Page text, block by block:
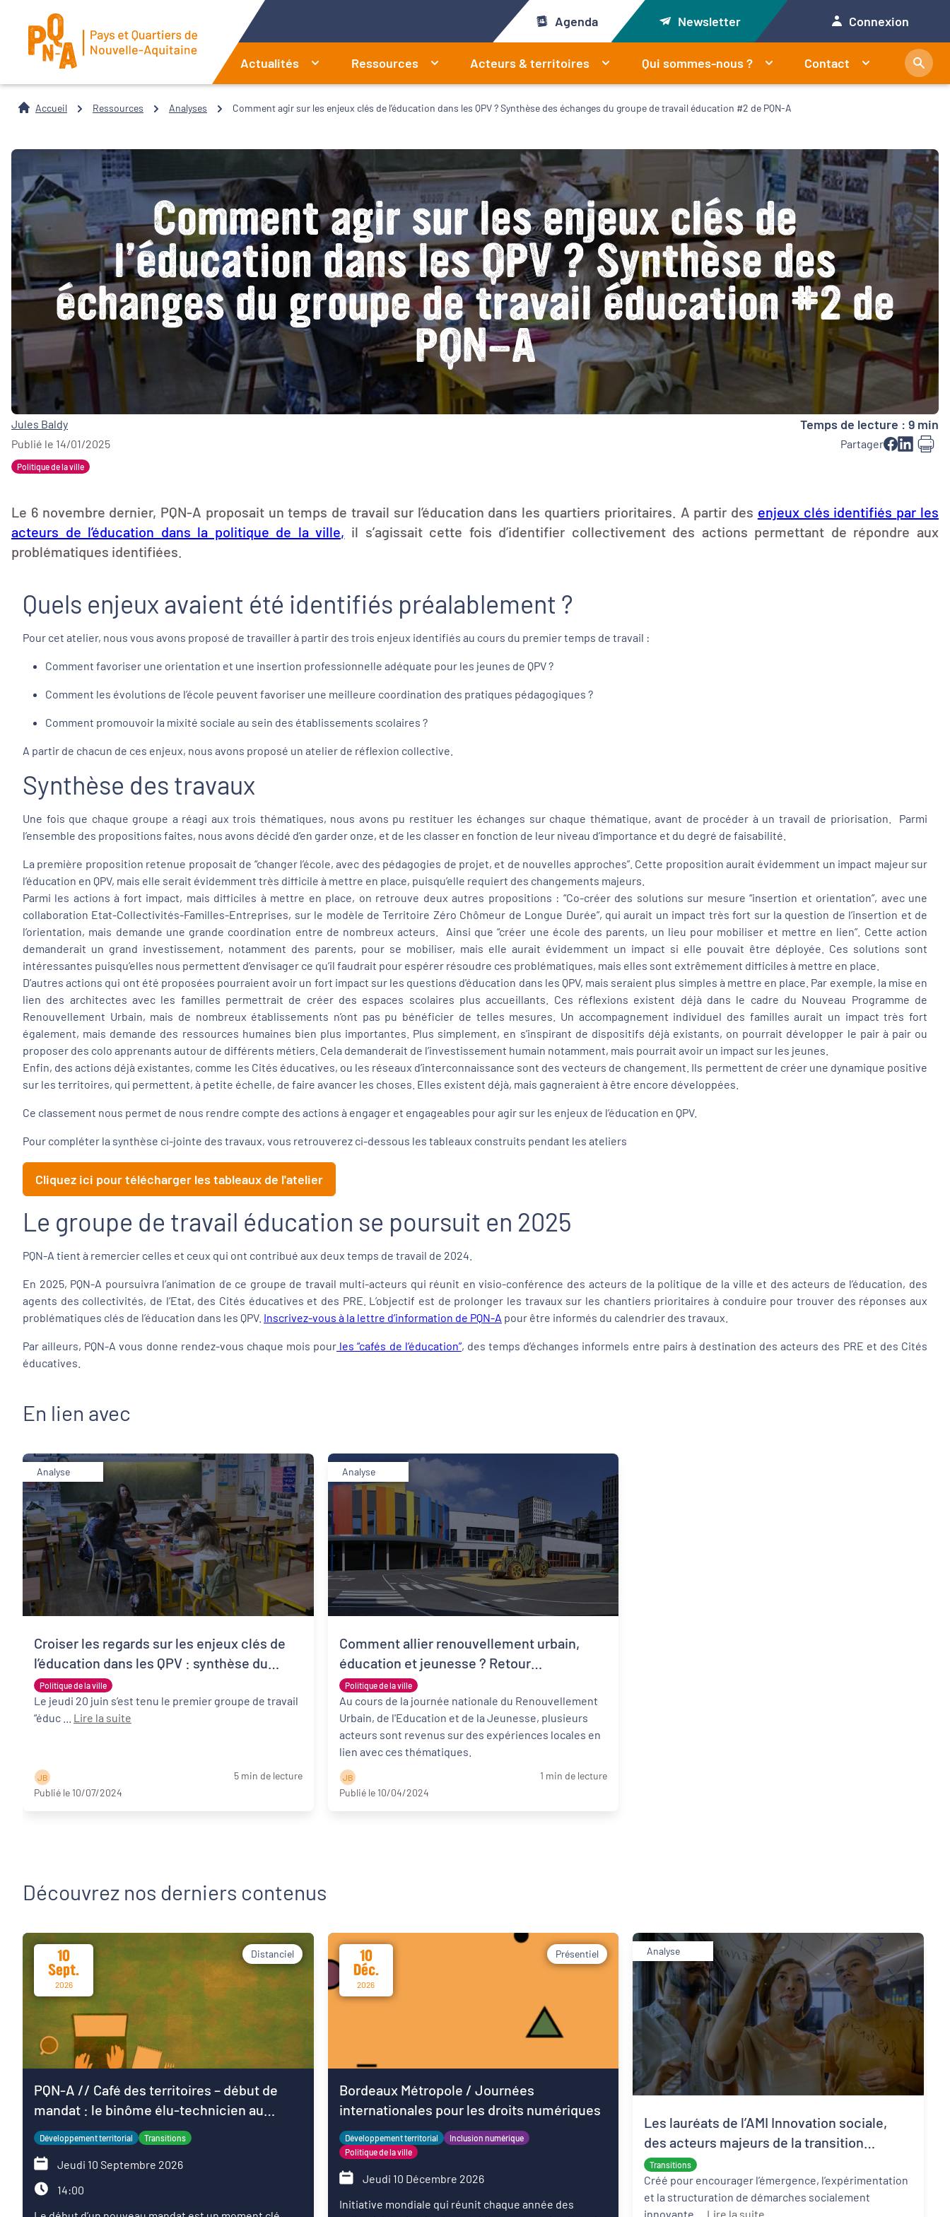
Agenda Newsletter Connexion
Actualités Ressources Acteurs & territoires Qui sommes-nous ? Contact
Accueil Ressources Analyses Comment agir sur les enjeux clés de l’éducation dans les QPV ? Synthèse des échanges du groupe de travail éducation #2 de PQN-A
Comment agir sur les enjeux clés de
l’éducation dans les QPV ? Synthèse des
échanges du groupe de travail éducation #2 de
PQN-A
Jules Baldy
Publié le 14/01/2025
Temps de lecture : 9 min
Partager
Politique de la ville
Le 6 novembre dernier, PQN-A proposait un temps de travail sur l’éducation dans les quartiers prioritaires. A partir des enjeux clés identifiés par les
acteurs de l’éducation dans la politique de la ville, il s’agissait cette fois d’identifier collectivement des actions permettant de répondre aux
problématiques identifiées.
Quels enjeux avaient été identifiés préalablement ?
Pour cet atelier, nous vous avons proposé de travailler à partir des trois enjeux identifiés au cours du premier temps de travail :
Comment favoriser une orientation et une insertion professionnelle adéquate pour les jeunes de QPV ?
Comment les évolutions de l’école peuvent favoriser une meilleure coordination des pratiques pédagogiques ?
Comment promouvoir la mixité sociale au sein des établissements scolaires ?
A partir de chacun de ces enjeux, nous avons proposé un atelier de réflexion collective.
Synthèse des travaux
Une fois que chaque groupe a réagi aux trois thématiques, nous avons pu restituer les échanges sur chaque thématique, avant de procéder à un travail de priorisation. Parmi
l’ensemble des propositions faites, nous avons décidé d’en garder onze, et de les classer en fonction de leur niveau d’importance et du degré de faisabilité.
La première proposition retenue proposait de “changer l’école, avec des pédagogies de projet, et de nouvelles approches”. Cette proposition aurait évidemment un impact majeur sur
l’éducation en QPV, mais elle serait évidemment très difficile à mettre en place, puisqu’elle requiert des changements majeurs.
Parmi les actions à fort impact, mais difficiles à mettre en place, on retrouve deux autres propositions : “Co-créer des solutions sur mesure “insertion et orientation”, avec une
collaboration Etat-Collectivités-Familles-Entreprises, sur le modèle de Territoire Zéro Chômeur de Longue Durée”, qui aurait un impact très fort sur la question de l’insertion et de
l’orientation, mais demande une grande coordination entre de nombreux acteurs. Ainsi que “créer une école des parents, un lieu pour mobiliser et mettre en lien”. Cette action
demanderait un grand investissement, notamment des parents, pour se mobiliser, mais elle aurait évidemment un impact si elle pouvait être déployée. Ces solutions sont
intéressantes puisqu’elles nous permettent d’envisager ce qu’il faudrait pour espérer résoudre ces problématiques, mais elles sont extrêmement difficiles à mettre en place.
D’autres actions qui ont été proposées pourraient avoir un fort impact sur les questions d'éducation dans les QPV, mais seraient plus simples à mettre en place. Par exemple, la mise en
lien des architectes avec les familles permettrait de créer des espaces scolaires plus accueillants. Ces réflexions existent déjà dans le cadre du Nouveau Programme de
Renouvellement Urbain, mais de nombreux établissements n’ont pas pu bénéficier de telles mesures. Un accompagnement individuel des familles aurait un impact très fort
également, mais demande des ressources humaines bien plus importantes. Plus simplement, en s’inspirant de dispositifs déjà existants, on pourrait développer le pair à pair ou
proposer des colo apprenants autour de différents métiers. Cela demanderait de l’investissement humain notamment, mais pourrait avoir un impact sur les jeunes.
Enfin, des actions déjà existantes, comme les Cités éducatives, ou les réseaux d’interconnaissance sont des vecteurs de changement. Ils permettent de créer une dynamique positive
sur les territoires, qui permettent, à petite échelle, de faire avancer les choses. Elles existent déjà, mais gagneraient à être encore développées.
Ce classement nous permet de nous rendre compte des actions à engager et engageables pour agir sur les enjeux de l’éducation en QPV.
Pour compléter la synthèse ci-jointe des travaux, vous retrouverez ci-dessous les tableaux construits pendant les ateliers
Cliquez ici pour télécharger les tableaux de l'atelier
Le groupe de travail éducation se poursuit en 2025
PQN-A tient à remercier celles et ceux qui ont contribué aux deux temps de travail de 2024.
En 2025, PQN-A poursuivra l’animation de ce groupe de travail multi-acteurs qui réunit en visio-conférence des acteurs de la politique de la ville et des acteurs de l’éducation, des
agents des collectivités, de l’Etat, des Cités éducatives et des PRE. L’objectif est de prolonger les travaux sur les chantiers prioritaires à conduire pour trouver des réponses aux
problématiques clés de l’éducation dans les QPV. Inscrivez-vous à la lettre d’information de PQN-A pour être informés du calendrier des travaux.
Par ailleurs, PQN-A vous donne rendez-vous chaque mois pour les “cafés de l’éducation”, des temps d’échanges informels entre pairs à destination des acteurs des PRE et des Cités
éducatives.
En lien avec
Analyse
Politique de la ville
Croiser les regards sur les enjeux clés de
l’éducation dans les QPV : synthèse du
Groupe de travail éducation #1 de PQN-A
Le jeudi 20 juin s’est tenu le premier groupe de travail
Lire la suite
J B
5 min de lecture
Publié le 10/07/2024
Analyse
Politique de la ville
Comment allier renouvellement urbain,
éducation et jeunesse ? Retour
d’expériences locales :
Au cours de la journée nationale du Renouvellement
Urbain, de l'Education et de la Jeunesse, plusieurs
acteurs sont revenus sur des expériences locales en
lien avec ces thématiques.
J B
1 min de lecture
Publié le 10/04/2024
Découvrez nos derniers contenus
10
Sept.
2026
Distanciel
PQN-A // Café des territoires – début de
mandat : le binôme élu-technicien au
service du projet de territoire
Développement territorial Transitions
Jeudi 10 Septembre 2026
14:00
10
Déc.
2026
Présentiel
Bordeaux Métropole / Journées
internationales pour les droits numériques
Développement territorial
Inclusion numérique
Politique de la ville
Jeudi 10 Décembre 2026
Initiative mondiale qui réunit chaque année des
Analyse
Transitions
Les lauréats de l’AMI Innovation sociale,
des acteurs majeurs de la transition
écologique et sociale
Créé pour encourager l’émergence, l’expérimentation
et la structuration de démarches socialement
Lire la suite